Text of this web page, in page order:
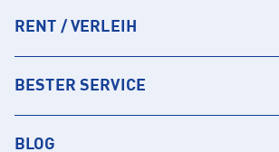
RENT / VERLEIH
BESTER SERVICE
BLOG